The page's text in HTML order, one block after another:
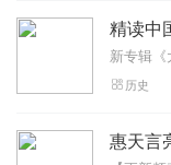
历史